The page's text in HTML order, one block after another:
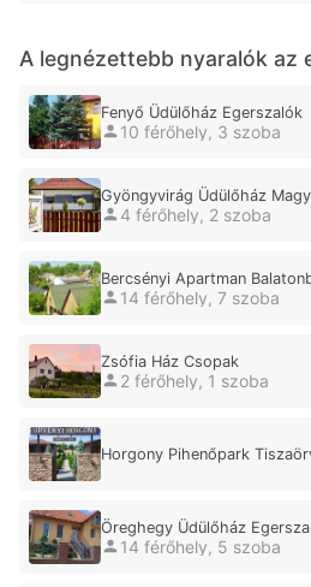
A legnézettebb nyaralók az
Fenyő Üdülőház Egerszalók
10 férőhely, 3 szoba
Gyöngyvirág Üdülőház
4 férőhely, 2 szoba
Bercsényi Apartman
14 férőhely, 7 szoba
Zsófia Ház Csopak
2 férőhely, 1 szoba
Horgony Pihenőpark
Öreghegy Üdülőház
14 férőhely, 5 szoba